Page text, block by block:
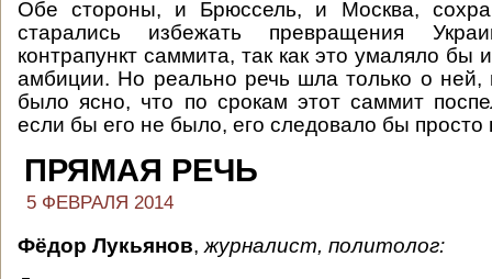
Обе стороны, и Брюссель, и Москва,
старались избежать превращения
контрапункт саммита, так как это умаляло бы
амбиции. Но реально речь шла только о ней,
было ясно, что по срокам этот саммит
если бы его не было, его следовало бы просто
ПРЯМАЯ РЕЧЬ
5 ФЕВРАЛЯ 2014
Фёдор Лукьянов, журналист, политолог: